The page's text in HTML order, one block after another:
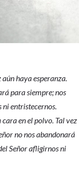
haya esperanza.
para siempre; nos
ni entristecernos.
en el polvo. Tal vez
no nos abandonará
Señor afligirnos ni